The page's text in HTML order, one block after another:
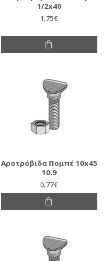
1/2x40
1,75€
Αροτρόβιδα Πομπέ 10x45
10.9
0,77€